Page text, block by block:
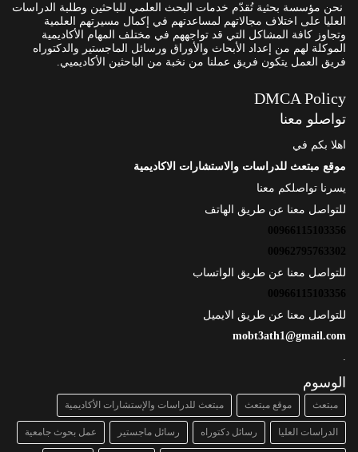
نحن مؤسسة بحثية تُقدّم خدمات البحث العلمي للباحثين وطلبة الدراسات
العليا على اختلاف مجالاتهم لمساعدتهم في إكمال مسيرتهم العلمية
وتجاوز كافة المشاكل التي قد تواجههم في مختلف المهام الأكاديمية
الموكلة لهم من إعداد الأبحاث والأوراق ورسائل الماجستير والدكتوراه
فريق العمل يتكون فريق عملنا من نخبة من الباحثين الأكاديميي.
DMCA Policy
تواصلو معنا
اهلا بكم في
موقع مبتعث للدراسات والاستشارات الاكاديمية
يسرنا تواصلكم معنا
للتواصل معنا عن طريق الهاتف
00966115103356
00962795763302
للتواصل معنا عن طريق الواتساب
00966115103356
للتواصل معنا عن طريق الايميل
mobt3ath1@gmail.com
الوسوم
مبتعث موقع مبتعث مبتعث للدراسات والإستشارات الأكاديمية
الدراسات العليا رسائل دكتوراه رسائل ماجستير عمل بحوث جامعية